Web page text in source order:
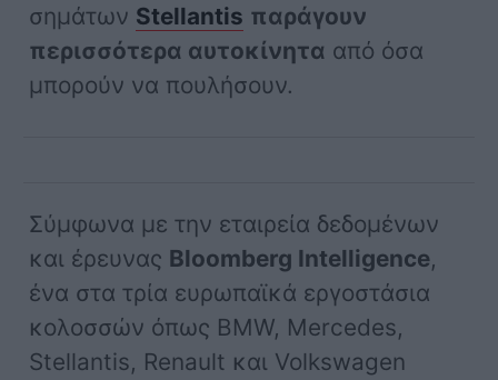
σημάτων Stellantis παράγουν
περισσότερα αυτοκίνητα από όσα
μπορούν να πουλήσουν.
Σύμφωνα με την εταιρεία δεδομένων
και έρευνας Bloomberg Intelligence,
ένα στα τρία ευρωπαϊκά εργοστάσια
κολοσσών όπως BMW, Mercedes,
Stellantis, Renault και Volkswagen